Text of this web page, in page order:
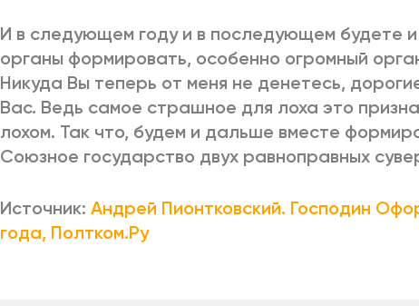
И в следующем году и в последующем будете
органы формировать, особенно огромный
Никуда Вы теперь от меня не денетесь,
Вас. Ведь самое страшное для лоха это
лохом. Так что, будем и дальше вместе
Союзное государство двух равноправных
Источник: Андрей Пионтковский. Господин
года, Полтком.Ру